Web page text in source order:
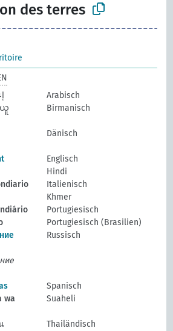
des terres
Arabisch
ယူ
Birmanisch
Dänisch
Englisch
Hindi
Italienisch
Khmer
Portugiesisch
Portugiesisch (Brasilien)
Russisch
Spanisch
wa
Suaheli
Thailändisch